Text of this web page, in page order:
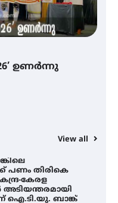
ഉണർന്നു
View all
” ദി വോയിസ്
ആഗസ്റ്റ് 7
ചെയ്യുന്നു
പണം തിരികെ
കേരള
ഐ.ടി.യു. ബാങ്ക്